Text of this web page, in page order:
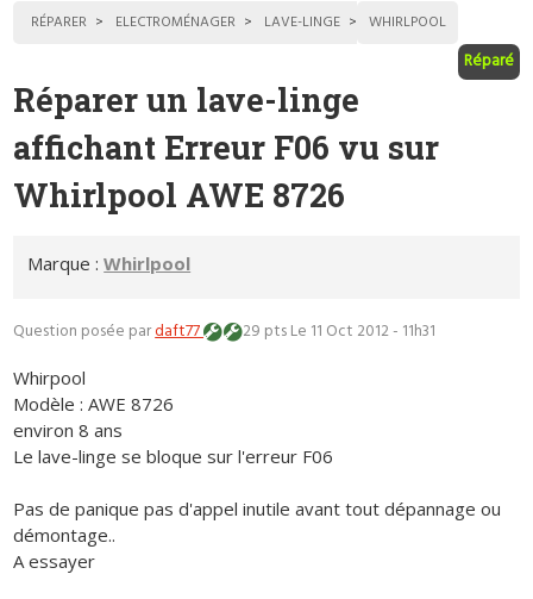
RÉPARER ELECTROMÉNAGER LAVE-LINGE WHIRLPOOL
Réparé
Réparer un lave-linge
affichant Erreur F06 vu sur
Whirlpool AWE 8726
Marque :Whirlpool
Question posée pardaft77 29 ptsLe 11 Oct 2012 - 11h31
Whirpool
Modèle : AWE 8726
environ 8 ans
Le lave-linge se bloque sur l'erreur F06
Pas de panique pas d'appel inutile avant tout dépannage ou
démontage..
A essayer